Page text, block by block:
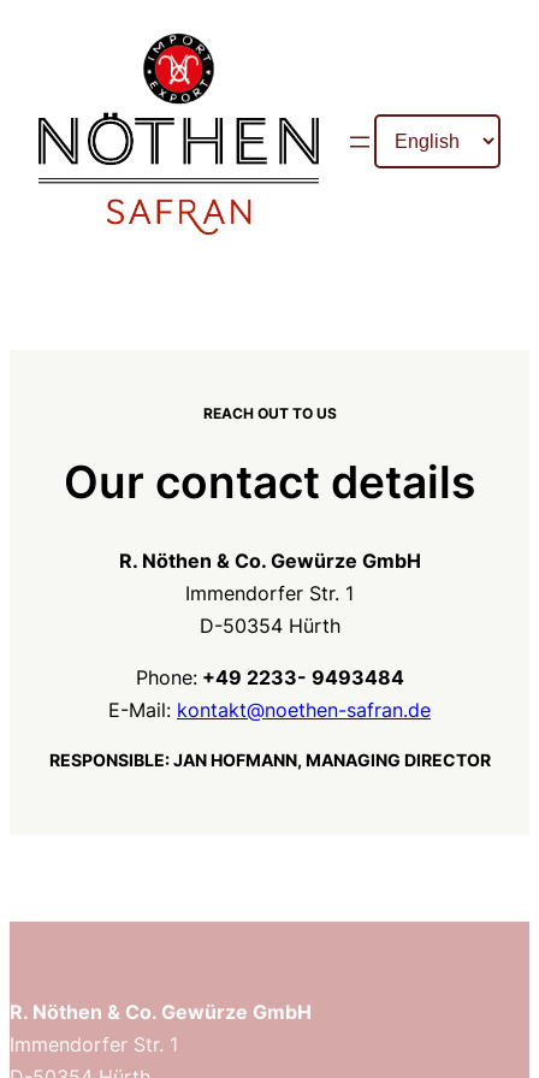
Choose
a
REACH OUT TO US
Our contact details
R. Nöthen & Co. Gewürze GmbH
Immendorfer Str. 1
D-50354 Hürth
Phone:+49 2233- 9493484
E-Mail: kontakt@noethen-safran.de
RESPONSIBLE: JAN HOFMANN, MANAGING DIRECTOR
R. Nöthen & Co. Gewürze GmbH
Immendorfer Str. 1